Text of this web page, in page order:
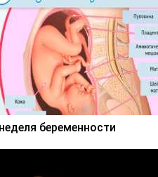
беременности